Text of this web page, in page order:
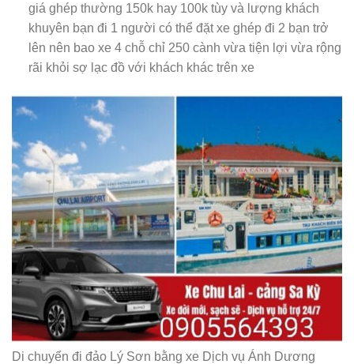
giá ghép thường 150k hay 100k tùy và lượng khách
khuyên bạn đi 1 người có thể đặt xe ghép đi 2 bạn trở
lên nên bao xe 4 chỗ chỉ 250 cành vừa tiện lợi vừa rộng
rãi khỏi sợ lạc đồ với khách khác trên xe
Di chuyển đi đảo Lý Sơn bằng xe Dịch vụ Ánh Dương